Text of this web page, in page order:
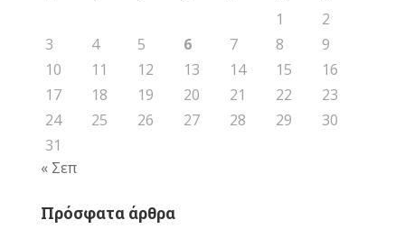
1
2
3
4 5 6 7 8
9
10
11 12 13 14 15
16
17
18 19 20 21 22
23
24
25 26 27 28 29
30
31
« Σεπ
Πρόσφατα άρθρα